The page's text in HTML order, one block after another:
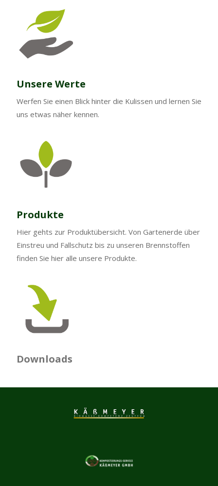
Unsere Werte
Werfen Sie einen Blick hinter die Kulissen und lernen Sie
uns etwas näher kennen.
Produkte
Hier gehts zur Produktübersicht. Von Gartenerde über
Einstreu und Fallschutz bis zu unseren Brennstoffen
finden Sie hier alle unsere Produkte.
Downloads